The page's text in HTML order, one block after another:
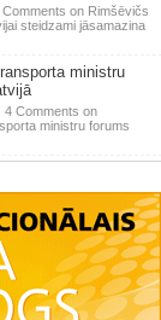
Comments on Rimšēvičs
steidzami jāsamazina
ministru
4 Comments on
ministru forums